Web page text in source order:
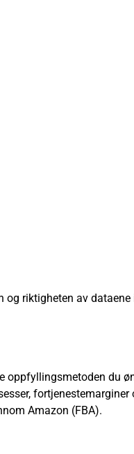
riktigheten av dataene
oppfyllingsmetoden du
fortjenestemarginer
Amazon (FBA).